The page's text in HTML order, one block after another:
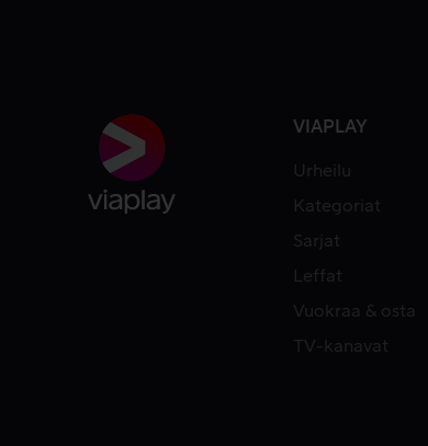
VIAPLAY
Urheilu
Kategoriat
Sarjat
Leffat
Vuokraa & osta
TV-kanavat